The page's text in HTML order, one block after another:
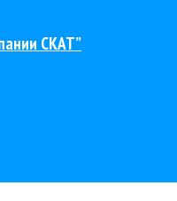
СКАТ”